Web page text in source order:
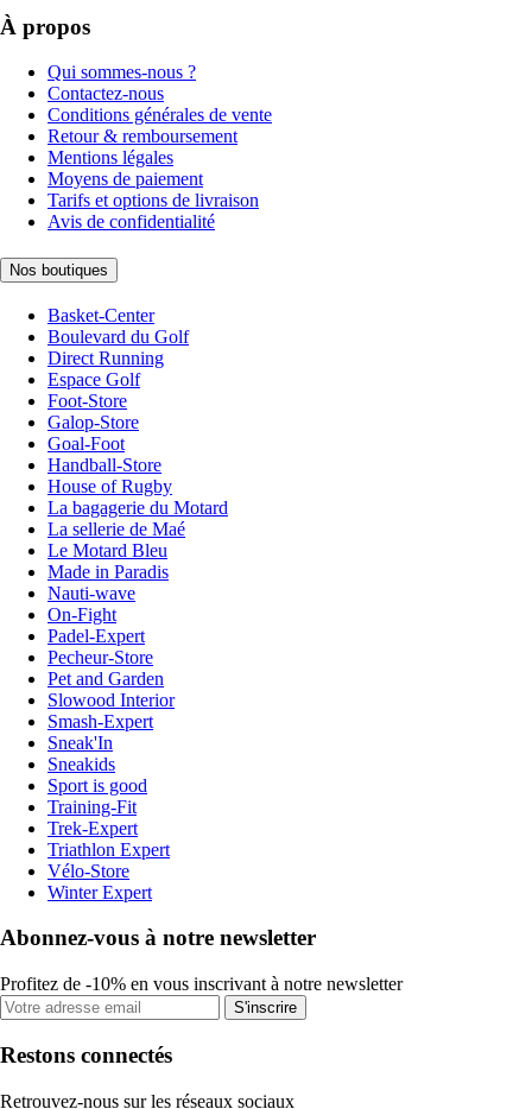
À propos
Qui sommes-nous ?
Contactez-nous
Conditions générales de vente
Retour & remboursement
Mentions légales
Moyens de paiement
Tarifs et options de livraison
Avis de confidentialité
Nos boutiques
Basket-Center
Boulevard du Golf
Direct Running
Espace Golf
Foot-Store
Galop-Store
Goal-Foot
Handball-Store
House of Rugby
La bagagerie du Motard
La sellerie de Maé
Le Motard Bleu
Made in Paradis
Nauti-wave
On-Fight
Padel-Expert
Pecheur-Store
Pet and Garden
Slowood Interior
Smash-Expert
Sneak'In
Sneakids
Sport is good
Training-Fit
Trek-Expert
Triathlon Expert
Vélo-Store
Winter Expert
Abonnez-vous à notre newsletter
Profitez de -10% en vous inscrivant à notre newsletter
S'inscrire
Restons connectés
Retrouvez-nous sur les réseaux sociaux